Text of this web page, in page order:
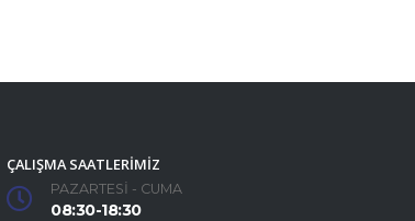
ÇALIŞMA SAATLERİMİZ
PAZARTESİ - CUMA
08:30-18:30